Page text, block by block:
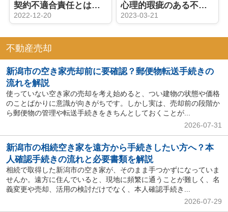
契約不適合責任とは？不動産売却の買主の権利と事前対策を解説
2022-12-20
心理的瑕疵のある不動産の売却は難しい？生じる影響や告知義務を解説！
2023-03-21
不動産売却
新潟市の空き家売却前に要確認？郵便物転送手続きの
流れを解説
使っていない空き家の売却を考え始めると、つい建物の状態や価格
のことばかりに意識が向きがちです。しかし実は、売却前の段階か
ら郵便物の管理や転送手続きをきちんとしておくことが...
2026-07-31
新潟市の相続空き家を遠方から手続きしたい方へ？本
人確認手続きの流れと必要書類を解説
相続で取得した新潟市の空き家が、そのまま手つかずになっていま
せんか。遠方に住んでいると、現地に頻繁に通うことが難しく、名
義変更や売却、活用の検討だけでなく、本人確認手続き...
2026-07-29